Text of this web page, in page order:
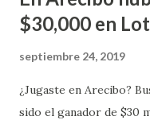
$30,000 en
septiembre 24, 2019
¿Jugaste en Arecibo?
sido el ganador de $30